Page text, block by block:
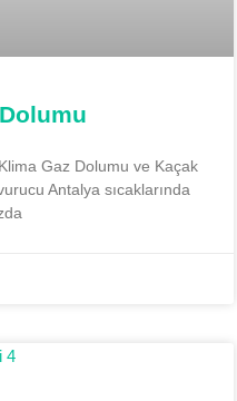
Gaz Dolumu ve Kaçak
Antalya sıcaklarında